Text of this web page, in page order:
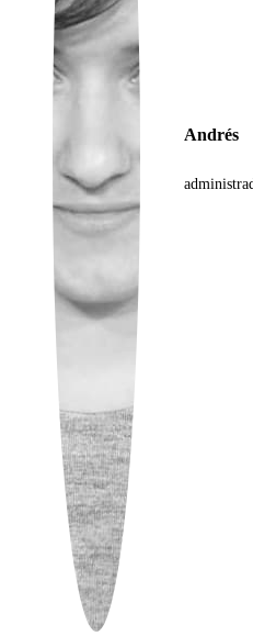
Ukrainian
Andrés